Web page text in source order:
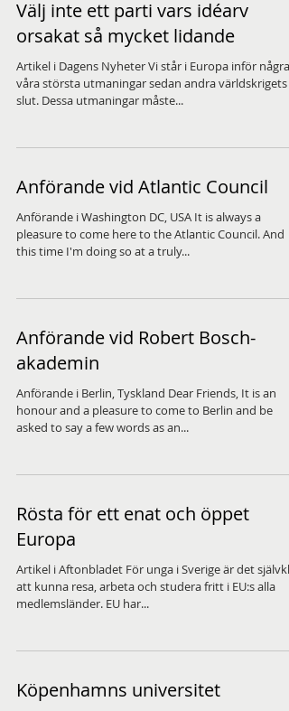
Välj inte ett parti vars idéarv
orsakat så mycket lidande
Artikel i Dagens Nyheter Vi står i Europa inför några
våra största utmaningar sedan andra världskrigets
slut. Dessa utmaningar måste...
Anförande vid Atlantic Council
Anförande i Washington DC, USA It is always a
pleasure to come here to the Atlantic Council. And
this time I'm doing so at a truly...
Anförande vid Robert Bosch-
akademin
Anförande i Berlin, Tyskland Dear Friends, It is an
honour and a pleasure to come to Berlin and be
asked to say a few words as an...
Rösta för ett enat och öppet
Europa
Artikel i Aftonbladet För unga i Sverige är det
att kunna resa, arbeta och studera fritt i EU:s alla
medlemsländer. EU har...
Köpenhamns universitet